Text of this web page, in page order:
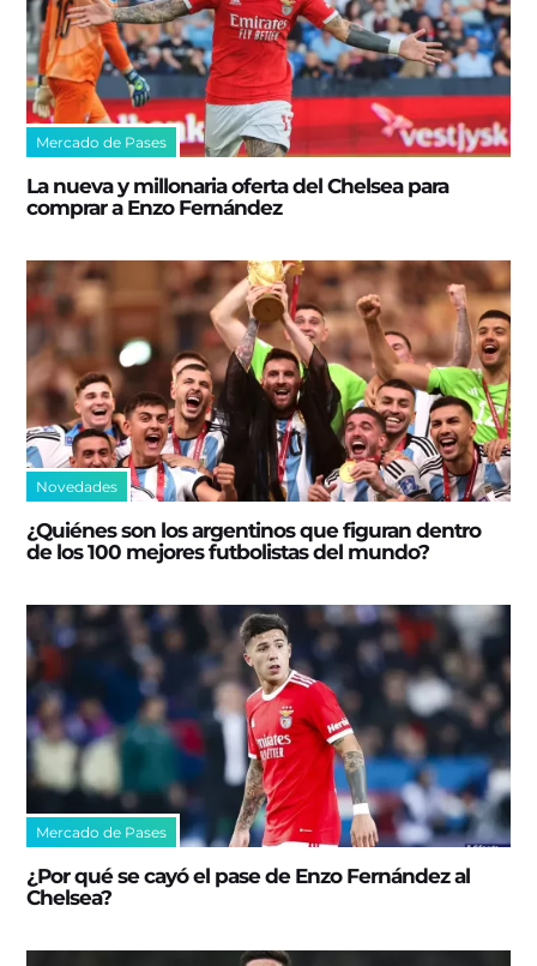
Mercado de Pases
La nueva y millonaria oferta del Chelsea para
comprar a Enzo Fernández
Novedades
¿Quiénes son los argentinos que figuran dentro
de los 100 mejores futbolistas del mundo?
Mercado de Pases
¿Por qué se cayó el pase de Enzo Fernández al
Chelsea?